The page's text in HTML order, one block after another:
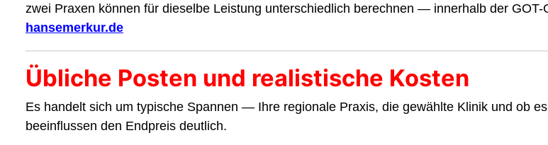
zwei Praxen können für dieselbe Leistung unterschiedlich berechnen — innerhalb der GOT-
hansemerkur.de
Übliche Posten und realistische Kosten
Es handelt sich um typische Spannen — Ihre regionale Praxis, die gewählte Klinik und ob
beeinflussen den Endpreis deutlich.